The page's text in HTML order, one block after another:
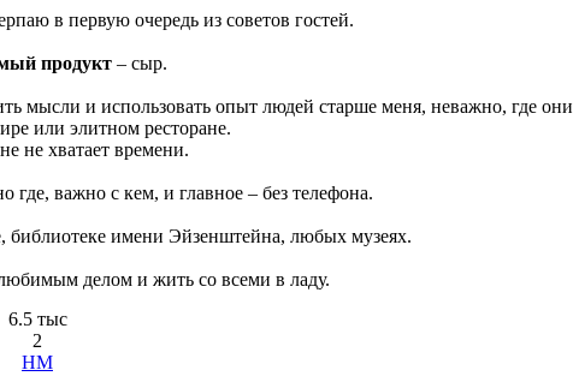
в первую очередь из советов гостей.
продукт – сыр.
мысли и использовать опыт людей старше меня, неважно, где они
или элитном ресторане.
не хватает времени.
где, важно с кем, и главное – без телефона.
библиотеке имени Эйзенштейна, любых музеях.
любимым делом и жить со всеми в ладу.
6.5 тыс
2
HM